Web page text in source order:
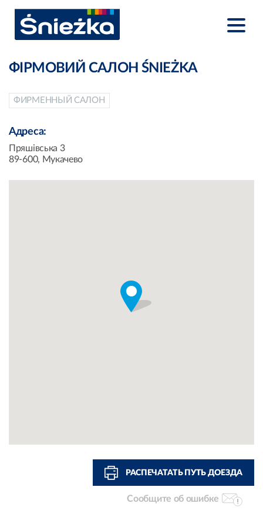
ФІРМОВИЙ САЛОН ŚNIEŻKA
ФИРМЕННЫЙ САЛОН
Адреса:
Пряшівська 3
89-600, Мукачево
РАСПЕЧАТАТЬ ПУТЬ ДОЕЗДА
Сообщите об ошибке